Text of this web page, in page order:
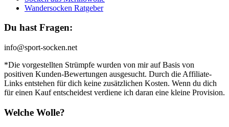
Wandersocken Ratgeber
Du hast Fragen:
info@sport-socken.net
*Die vorgestellten Strümpfe wurden von mir auf Basis von
positiven Kunden-Bewertungen ausgesucht. Durch die Affiliate-
Links entstehen für dich keine zusätzlichen Kosten. Wenn du dich
für einen Kauf entscheidest verdiene ich daran eine kleine Provision.
Welche Wolle?